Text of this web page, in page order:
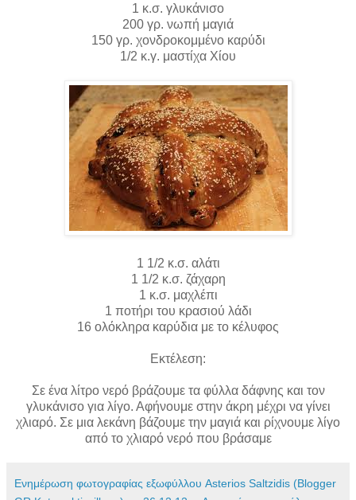
1 κ.σ. γλυκάνισο
200 γρ. νωπή μαγιά
150 γρ. χονδροκομμένο καρύδι
1/2 κ.γ. μαστίχα Χίου
1 1/2 κ.σ. αλάτι
1 1/2 κ.σ. ζάχαρη
1 κ.σ. μαχλέπι
1 ποτήρι του κρασιού λάδι
16 ολόκληρα καρύδια με το κέλυφος
Εκτέλεση:
Σε ένα λίτρο νερό βράζουμε τα φύλλα δάφνης και τον
γλυκάνισο για λίγο. Αφήνουμε στην άκρη μέχρι να γίνει
χλιαρό. Σε μια λεκάνη βάζουμε την μαγιά και ρίχνουμε λίγο
από το χλιαρό νερό που βράσαμε
Ενημέρωση φωτογραφίας εξωφύλλου Asterios Saltzidis (Blogger